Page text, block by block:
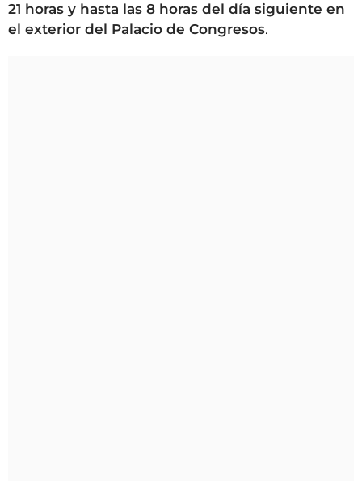
21 horas y hasta las 8 horas del día siguiente en
el exterior del Palacio de Congresos.